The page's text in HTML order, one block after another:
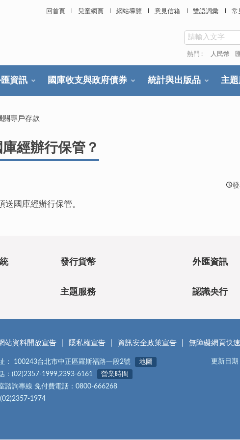
回首頁 兒童網頁 網站導覽 意見信箱 雙語詞彙 常
熱門 : 人民幣
資訊 國庫收支與政府債券 統計與出版品 主
關專戶存款
經辦行保管？
國庫經辦行保管。
發行貨幣 外匯資訊
主題服務 認識央行
站資料開放宣告 隱私權宣告 資訊安全政策宣告 無障礙網頁快
： 100243台北市中正區羅斯福路一段2號
地圖
：(02)2357-1999,2393-6161
營業時間
諮詢專線 免付費電話：0800-666268
1974
更新日期